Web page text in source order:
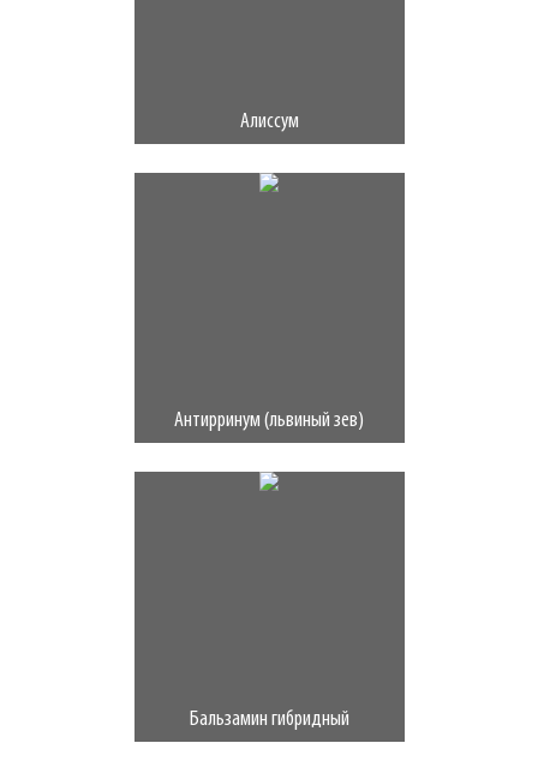
Алиссум
Антирринум (львиный зев)
Бальзамин гибридный